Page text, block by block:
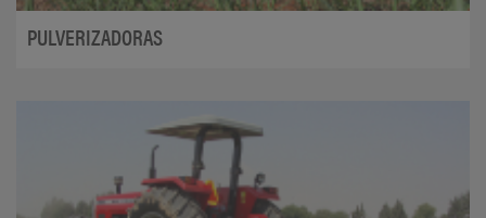
PULVERIZADORAS